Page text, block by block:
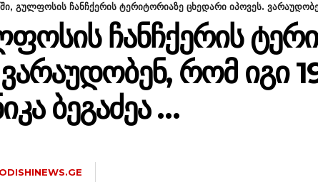
გულფოსის ჩანჩქერის ტერიტორიაზე ცხედარი იპოვეს.
ᲩᲐᲜᲩᲥᲔᲠᲘᲡ
ᲠᲝᲛ ᲘᲒᲘ
ᲑᲔᲒᲐᲫᲔᲐ …
ODISHINEWS.GE